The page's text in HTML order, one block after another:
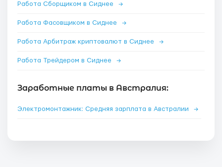
Работа Сборщиком в Сиднее →
Работа Фасовщиком в Сиднее →
Работа Арбитраж криптовалют в Сиднее →
Работа Трейдером в Сиднее →
Заработные платы в Австралия:
Электромонтажник: Средняя зарплата в Австралии →